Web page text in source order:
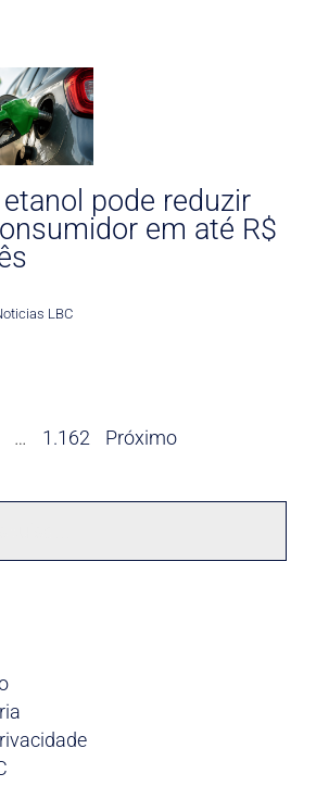
pode reduzir
em até R$
LBC
… 1.162 Próximo